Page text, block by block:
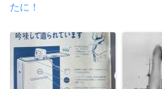
たに！